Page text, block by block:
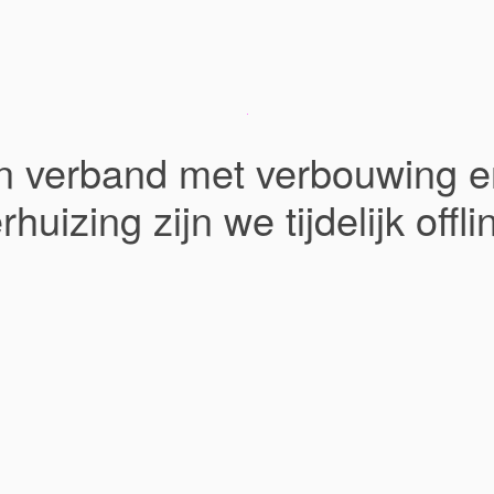
verband met verbouwing
zijn we tijdelijk